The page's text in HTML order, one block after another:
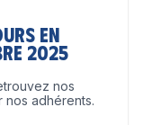
en
2025
nos
nos adhérents.